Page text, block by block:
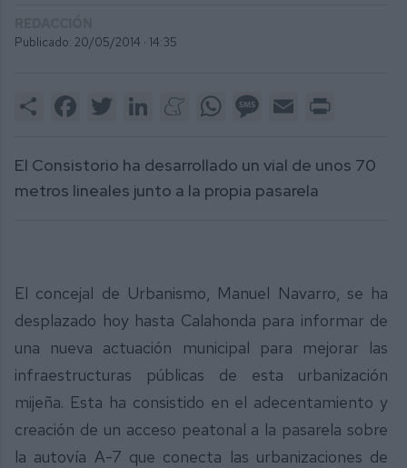
Publicado: 20/05/2014 · 14:35
Share FacebookTwitter LinkedInMeneameWhatsAppMessage
Email
El Consistorio ha desarrollado un vial de unos 70
metros lineales junto a la propia pasarela
El concejal de Urbanismo, Manuel Navarro, se ha
desplazado hoy hasta Calahonda para informar de
una nueva actuación municipal para mejorar las
infraestructuras públicas de esta urbanización
mijeña. Esta ha consistido en el adecentamiento y
creación de un acceso peatonal a la pasarela sobre
la autovía A-7 que conecta las urbanizaciones de